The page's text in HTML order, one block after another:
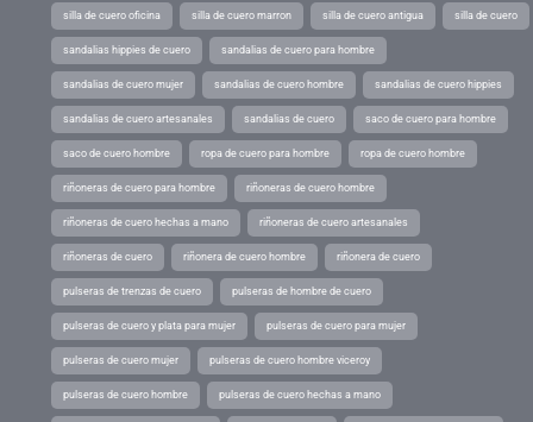
silla de cuero oficina silla de cuero marron silla de cuero antigua silla de cuero
sandalias hippies de cuero sandalias de cuero para hombre
sandalias de cuero mujer sandalias de cuero hombre sandalias de cuero hippies
sandalias de cuero artesanales sandalias de cuero saco de cuero para hombre
saco de cuero hombre ropa de cuero para hombre ropa de cuero hombre
riñoneras de cuero para hombre riñoneras de cuero hombre
riñoneras de cuero hechas a mano riñoneras de cuero artesanales
riñoneras de cuero riñonera de cuero hombre riñonera de cuero
pulseras de trenzas de cuero pulseras de hombre de cuero
pulseras de cuero y plata para mujer pulseras de cuero para mujer
pulseras de cuero mujer pulseras de cuero hombre viceroy
pulseras de cuero hombre pulseras de cuero hechas a mano